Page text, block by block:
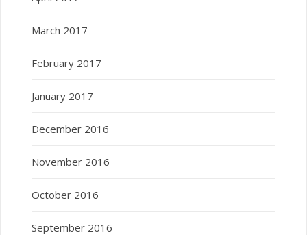
March 2017
February 2017
January 2017
December 2016
November 2016
October 2016
September 2016